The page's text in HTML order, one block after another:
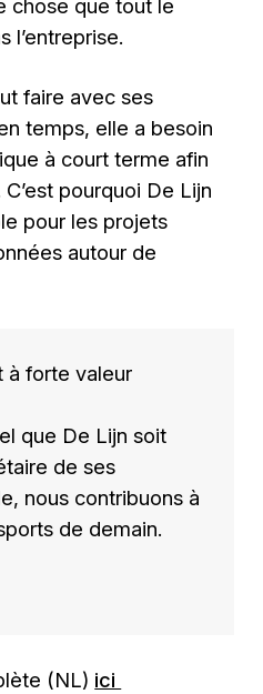
chose que tout le
l’entreprise.
faire avec ses
temps, elle a besoin
à court terme afin
pourquoi De Lijn
pour les projets
autour de
à forte valeur
que De Lijn soit
de ses
nous contribuons à
de demain.
(NL) ici